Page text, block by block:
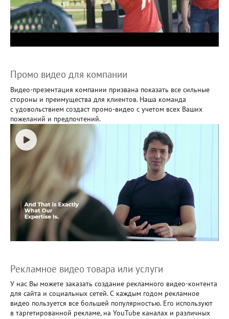
Промо видео для компании
Видео-презентация компании призвана показать все сильные
стороны и преимущества для клиентов. Наша команда
с удовольствием создаст промо-видео с учетом всех Ваших
пожеланий и предпочтений.
Рекламное видео товара или услуги
У нас Вы можете заказать создание рекламного видео-контента
для сайта и социальных сетей. С каждым годом рекламное
видео пользуется все большей популярностью. Его используют
в таргетированной рекламе, на YouTube каналах и различных